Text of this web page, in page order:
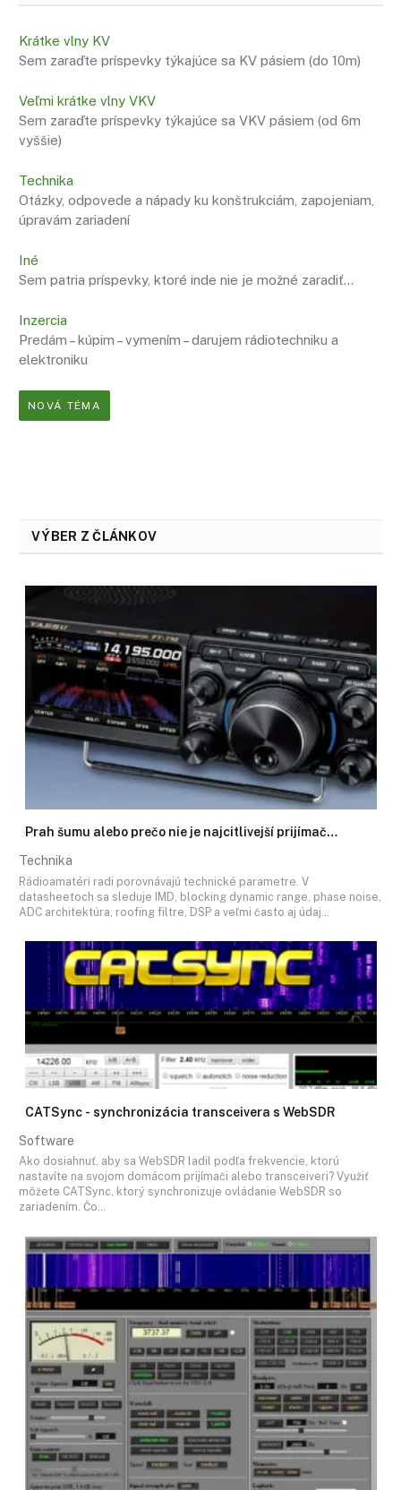
Krátke vlny KV
Sem zaraďte príspevky týkajúce sa KV pásiem (do 10m)
Veľmi krátke vlny VKV
Sem zaraďte príspevky týkajúce sa VKV pásiem (od 6m
vyššie)
Technika
Otázky, odpovede a nápady ku konštrukciám, zapojeniam,
úpravám zariadení
Iné
Sem patria príspevky, ktoré inde nie je možné zaradiť…
Inzercia
Predám – kúpim – vymením – darujem rádiotechniku a
elektroniku
NOVÁ TÉMA
VÝBER Z ČLÁNKOV
Prah šumu alebo prečo nie je najcitlivejší prijímač…
Technika
Rádioamatéri radi porovnávajú technické parametre. V
datasheetoch sa sleduje IMD, blocking dynamic range, phase noise,
ADC architektúra, roofing filtre, DSP a veľmi často aj údaj…
CATSync - synchronizácia transceivera s WebSDR
Software
Ako dosiahnuť, aby sa WebSDR ladil podľa frekvencie, ktorú
nastavíte na svojom domácom prijímači alebo transceiveri? Využiť
môžete CATSync, ktorý synchronizuje ovládanie WebSDR so
zariadením. Čo…